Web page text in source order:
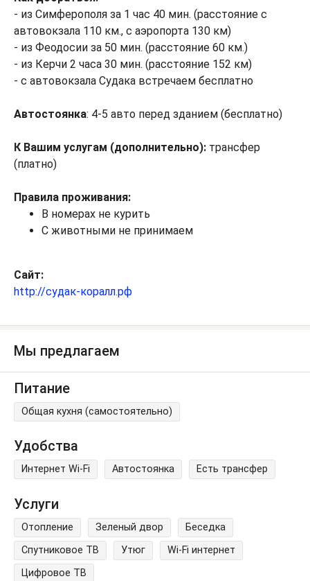
- из Симферополя за 1 час 40 мин. (расстояние с
автовокзала 110 км., с аэропорта 130 км)
- из Феодосии за 50 мин. (расстояние 60 км.)
- из Керчи 2 часа 30 мин. (расстояние 152 км)
- с автовокзала Судака встречаем бесплатно
Автостоянка: 4-5 авто перед зданием (бесплатно)
К Вашим услугам (дополнительно): трансфер
(платно)
Правила проживания:
В номерах не курить
С животными не принимаем
Сайт:
http://судак-коралл.рф
Мы предлагаем
Питание
Общая кухня (самостоятельно)
Удобства
Интернет Wi-Fi Автостоянка Есть трансфер
Услуги
Отопление Зеленый двор
Беседка
Спутниковое ТВ
Утюг
Wi-Fi интернет
Цифровое ТВ